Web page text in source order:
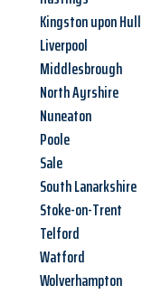
Kingston upon Hull
Liverpool
Middlesbrough
North Ayrshire
Nuneaton
Poole
Sale
South Lanarkshire
Stoke-on-Trent
Telford
Watford
Wolverhampton